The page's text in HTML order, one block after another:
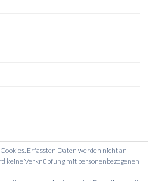
Erfassten Daten werden nicht an
keine Verknüpfung mit personenbezogenen